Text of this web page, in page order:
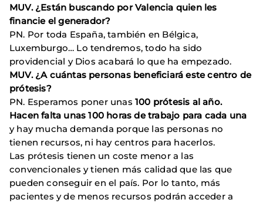
MUV. ¿Están buscando por Valencia quien les
financie el generador?
PN. Por toda España, también en Bélgica,
Luxemburgo… Lo tendremos, todo ha sido
providencial y Dios acabará lo que ha empezado.
MUV. ¿A cuántas personas beneficiará este centro de
prótesis?
PN. Esperamos poner unas 100 prótesis al año.
Hacen falta unas 100 horas de trabajo para cada una
y hay mucha demanda porque las personas no
tienen recursos, ni hay centros para hacerlos.
Las prótesis tienen un coste menor a las
convencionales y tienen más calidad que las que
pueden conseguir en el país. Por lo tanto, más
pacientes y de menos recursos podrán acceder a